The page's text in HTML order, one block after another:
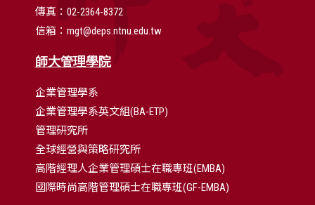
傳真：02-2364-8372
信箱：mgt@deps.ntnu.edu.tw
師大管理學院
企業管理學系
企業管理學系英文組(BA-ETP)
管理研究所
全球經營與策略研究所
高階經理人企業管理碩士在職專班(EMBA)
國際時尚高階管理碩士在職專班(GF-EMBA)